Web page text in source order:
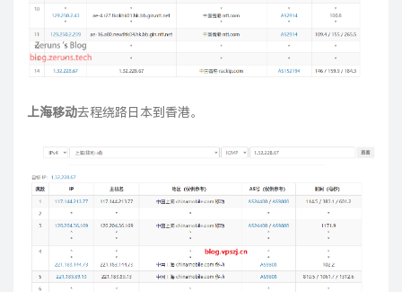
上海移动去程绕路日本到香港。